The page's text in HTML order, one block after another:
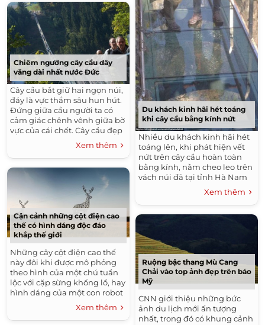
Chiêm ngưỡng cây cầu dây
văng dài nhất nước Đức
Cây cầu bắt giữ hai ngọn núi,
đáy là vực thẩm sâu hun hút.
Đứng giữa cầu người ta có
cảm giác chênh vênh giữa bờ
vực của cái chết. Cây cầu đẹp
như tranh vẽ này tọa lạc tại
Xem thêm
Cận cảnh những cột điện cao
thế có hình dáng độc đáo
khắp thế giới
Những cây cột điện cao thế
này đôi khi được mô phỏng
theo hình của một chú tuần
lộc với cặp sừng khổng lồ, hay
hình dáng của một con robot
thậm chí là một con người.
Khác biệt với hình...
Xem thêm
Du khách kinh hãi hét toáng
khi cây cầu bằng kính nứt
Nhiều du khách kinh hãi hét
toáng lên, khi phát hiện vết
nứt trên cây cầu hoàn toàn
bằng kính, nằm cheo leo trên
vách núi đã tại tỉnh Hà Nam
(Trung Quốc). Cây cầu uốn
cong lượn khúc giống vơi
hình...
Xem thêm
Ruộng bậc thang Mù Cang
Chải vào top ảnh đẹp trên báo
Mỹ
CNN giới thiệu những bức
ảnh du lịch mới ấn tượng
nhất, trong đó có khung cảnh